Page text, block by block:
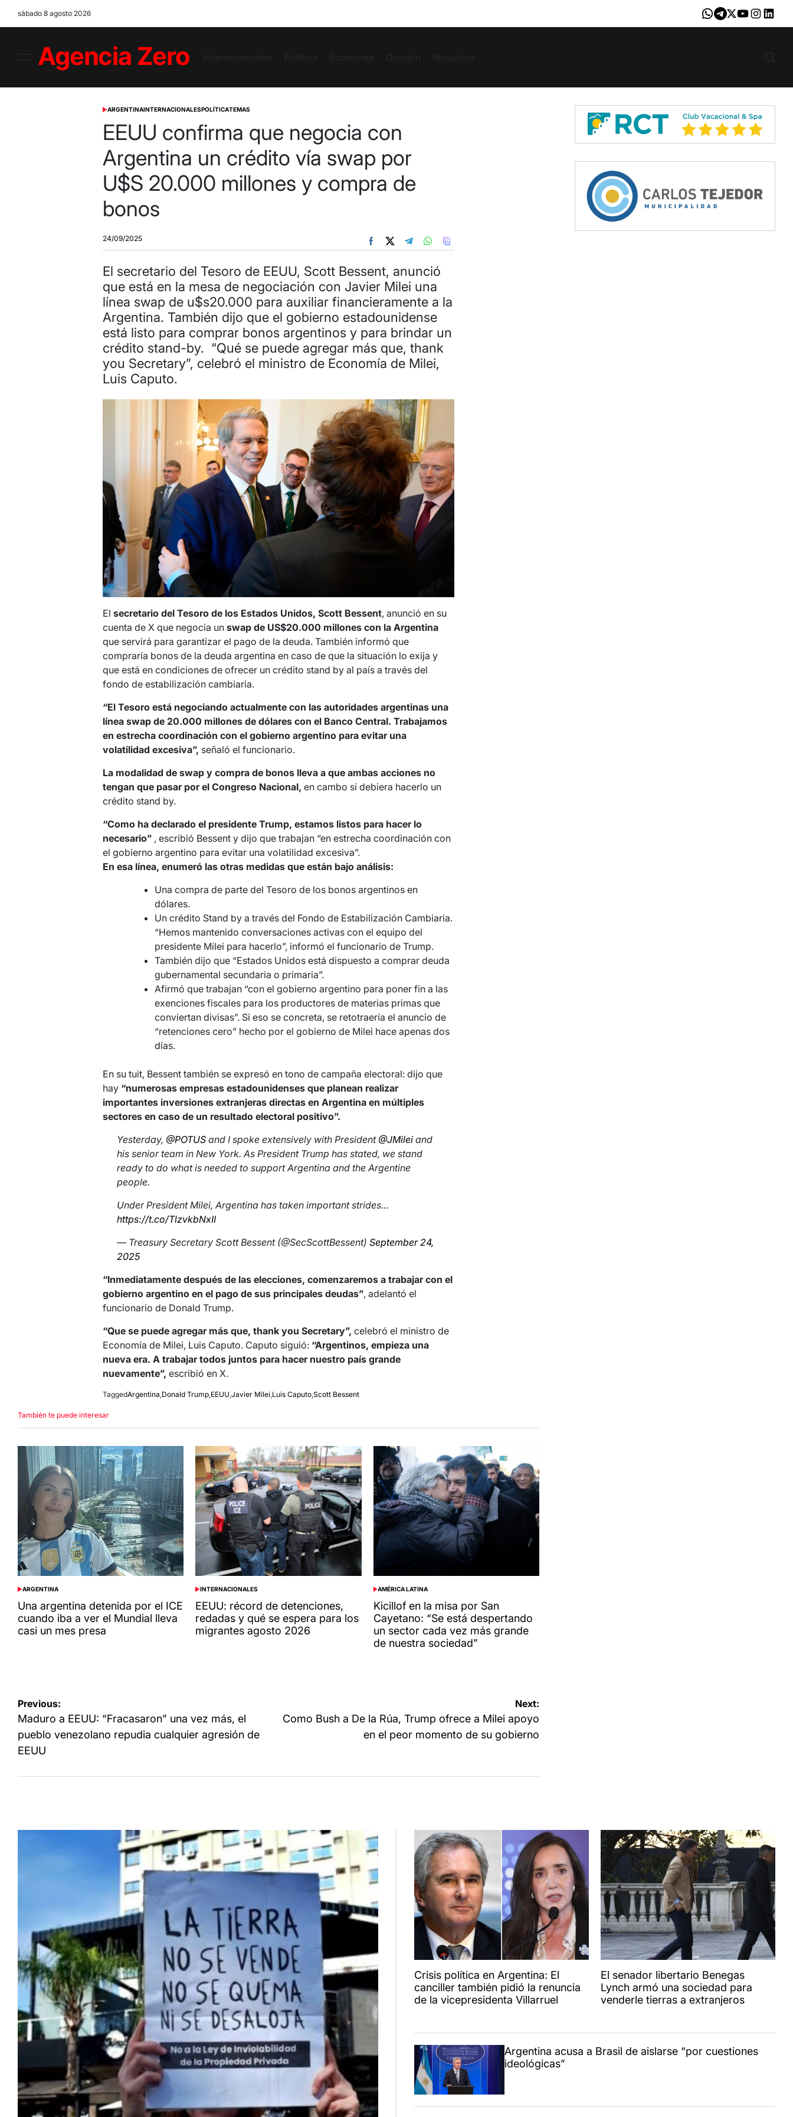
sábado 8 agosto 2026 Whatsapp
Telegram
X YoutubeInstagram
Menu
Agencia
POSTED
ARGENTINAINTERNACIONALESPOLÍTICATEMAS
EEUU confirma que negocia con
Argentina un crédito vía swap por
U$S 20.000 millones y compra de
bonos
24/09/2025
El secretario del Tesoro de EEUU, Scott Bessent, anunció
que está en la mesa de negociación con Javier Milei una
línea swap de u$s20.000 para auxiliar financieramente a la
Argentina. También dijo que el gobierno estadounidense
está listo para comprar bonos argentinos y para brindar un
crédito stand-by. “Qué se puede agregar más que, thank
you Secretary”, celebró el ministro de Economía de Milei,
Luis Caputo.
El secretario del Tesoro de los Estados Unidos, Scott Bessent, anunció en su
cuenta de X que negocia un swap de US$20.000 millones con la Argentina
que servirá para garantizar el pago de la deuda. También informó que
compraría bonos de la deuda argentina en caso de que la situación lo exija y
que está en condiciones de ofrecer un crédito stand by al país a través del
fondo de estabilización cambiaria.
“El Tesoro está negociando actualmente con las autoridades argentinas una
línea swap de 20.000 millones de dólares con el Banco Central. Trabajamos
en estrecha coordinación con el gobierno argentino para evitar una
volatilidad excesiva”, señaló el funcionario.
La modalidad de swap y compra de bonos lleva a que ambas acciones no
tengan que pasar por el Congreso Nacional, en cambo si debiera hacerlo un
crédito stand by.
“Como ha declarado el presidente Trump, estamos listos para hacer lo
necesario” , escribió Bessent y dijo que trabajan “en estrecha coordinación con
el gobierno argentino para evitar una volatilidad excesiva”.
En esa línea, enumeró las otras medidas que están bajo análisis:
Una compra de parte del Tesoro de los bonos argentinos en
dólares.
Un crédito Stand by a través del Fondo de Estabilización Cambiaria.
“Hemos mantenido conversaciones activas con el equipo del
presidente Milei para hacerlo”, informó el funcionario de Trump.
También dijo que “Estados Unidos está dispuesto a comprar deuda
gubernamental secundaria o primaria”.
Afirmó que trabajan “con el gobierno argentino para poner fin a las
exenciones fiscales para los productores de materias primas que
conviertan divisas”. Si eso se concreta, se retotraería el anuncio de
“retenciones cero” hecho por el gobierno de Milei hace apenas dos
días.
En su tuit, Bessent también se expresó en tono de campaña electoral: dijo que
hay “numerosas empresas estadounidenses que planean realizar
importantes inversiones extranjeras directas en Argentina en múltiples
sectores en caso de un resultado electoral positivo”.
Yesterday, @POTUS and I spoke extensively with President @JMilei and
his senior team in New York. As President Trump has stated, we stand
ready to do what is needed to support Argentina and the Argentine
people.
Under President Milei, Argentina has taken important strides…
https://t.co/TlzvkbNxII
— Treasury Secretary Scott Bessent (@SecScottBessent) September 24,
2025
“Inmediatamente después de las elecciones, comenzaremos a trabajar con el
gobierno argentino en el pago de sus principales deudas”, adelantó el
funcionario de Donald Trump.
“Que se puede agregar más que, thank you Secretary”, celebró el ministro de
Economía de Milei, Luis Caputo. Caputo siguió: “Argentinos, empieza una
nueva era. A trabajar todos juntos para hacer nuestro país grande
nuevamente”, escribió en X.
TaggedArgentina,Donald Trump,EEUU,Javier Milei,Luis Caputo,Scott Bessent
También te puede interesar
POSTED
IN
ARGENTINA
Una argentina detenida por el ICE
cuando iba a ver el Mundial lleva
casi un mes presa
POSTED
IN
INTERNACIONALES
EEUU: récord de detenciones,
redadas y qué se espera para los
migrantes agosto 2026
POSTED
IN
AMÉRICA LATINA
Kicillof en la misa por San
Cayetano: “Se está despertando
un sector cada vez más grande
de nuestra sociedad”
Navegación
de
entradas
Previous:
Maduro a EEUU: “Fracasaron” una vez más, el
pueblo venezolano repudia cualquier agresión de
EEUU
Next:
Como Bush a De la Rúa, Trump ofrece a Milei apoyo
en el peor momento de su gobierno
Crisis política en Argentina: El
canciller también pidió la renuncia
de la vicepresidenta Villarruel
El senador libertario Benegas
Lynch armó una sociedad para
venderle tierras a extranjeros
Argentina acusa a Brasil de aislarse “por cuestiones
ideológicas”